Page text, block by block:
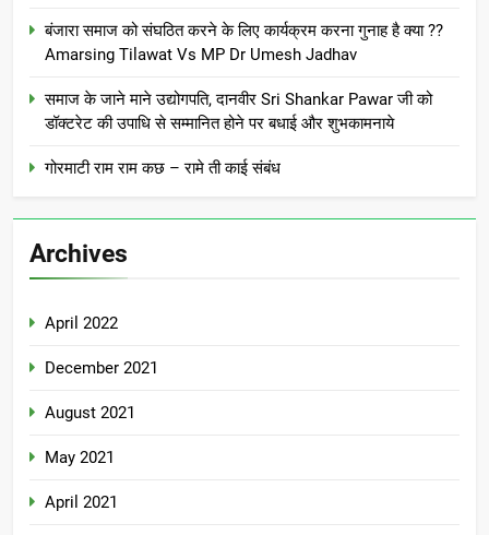
बंजारा समाज को संघठित करने के लिए कार्यक्रम करना गुनाह है क्या ??
Amarsing Tilawat Vs MP Dr Umesh Jadhav
समाज के जाने माने उद्योगपति, दानवीर Sri Shankar Pawar जी को
डॉक्टरेट की उपाधि से सम्मानित होने पर बधाई और शुभकामनाये
गोरमाटी राम राम कछ – रामे ती काई संबंध
Archives
April 2022
December 2021
August 2021
May 2021
April 2021